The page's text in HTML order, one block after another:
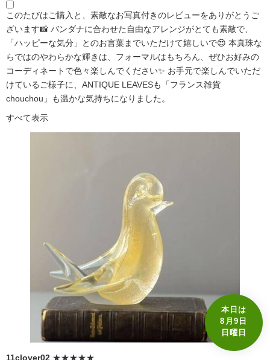
本日は
8月9日
日曜日
このたびはご購入と、素敵なお写真付きのレビューをありがとうご
ざいます📸 バンダナに合わせた自由なアレンジがとても素敵で、
「ハッピーな気分」とのお言葉までいただけて嬉しいで😍 本真珠な
らではのやわらかな輝きは、フォーマルはもちろん、ぜひお好みの
コーディネートで色々楽しんでください✨ お手元で楽しんでいただ
けているご様子に、ANTIQUE LEAVESも「フランス雑貨
chouchou」も温かな気持ちになりました。
すべて表示
11clover02 ★★★★★